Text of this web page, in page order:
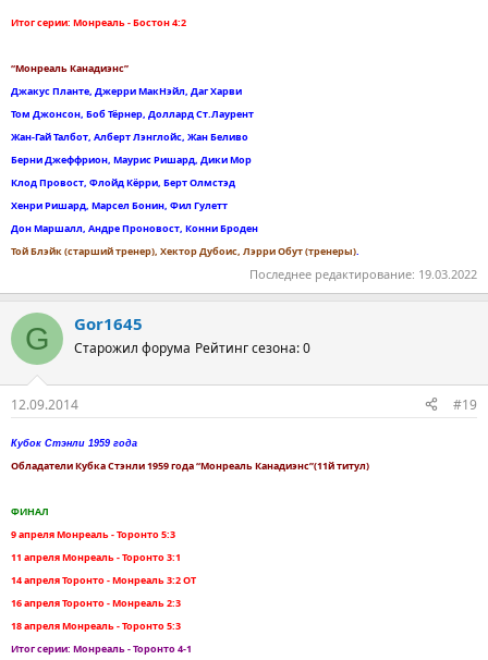
Итог серии: Монреаль - Бостон 4:2
“Монреаль Канадиэнс”
Джакус Планте, Джерри МакНэйл, Даг Харви
Том Джонсон, Боб Тёрнер, Доллард Ст.Лаурент
Жан-Гай Талбот, Алберт Лэнглойс, Жан Беливо
Берни Джеффрион, Маурис Ришард, Дики Мор
Клод Провост, Флойд Кёрри, Берт Олмстэд
Хенри Ришард, Марсел Бонин, Фил Гулетт
Дон Маршалл, Андре Проновост, Конни Броден
Той Блэйк (старший тренер), Хектор Дубоис, Лэрри Обут (тренеры)
Последнее редактирование: 19.03.2022
G Gor1645
Старожил форума Рейтинг сезона: 0
12.09.2014 #19
Кубок Стэнли 1959 года
Обладатели Кубка Стэнли 1959 года “Монреаль Канадиэнс”(11й титул)
ФИНАЛ
9 апреля Монреаль - Торонто 5:3
11 апреля Монреаль - Торонто 3:1
14 апреля Торонто - Монреаль 3:2 ОТ
16 апреля Торонто - Монреаль 2:3
18 апреля Монреаль - Торонто 5:3
Итог серии: Монреаль - Торонто 4-1